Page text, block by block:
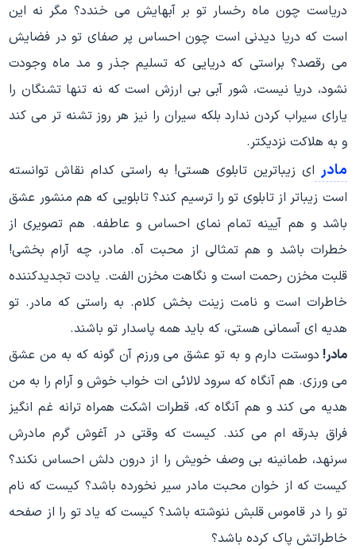
دریاست چون ماه رخسار تو بر آبهایش می خندد؟ مگر نه این
است که دریا دیدنی است چون احساس پر صفای تو در فضایش
می رقصد؟ براستی که دریایی که تسلیم جذر و مد ماه وجودت
نشود، دریا نیست، شور آبی بی ارزش است که نه تنها تشنگان را
یارای سیراب کردن ندارد بلکه سیران را نیز هر روز تشنه تر می کند
و به هلاکت نزدیکتر.
مادر ای زیباترین تابلوی هستی! به راستی کدام نقاش توانسته
است زیباتر از تابلوی تو را ترسیم کند؟ تابلویی که هم منشور عشق
باشد و هم آیینه تمام نمای احساس و عاطفه. هم تصویری از
خطرات باشد و هم تمثالی از محبت آه. مادر، چه آرام بخشی!
قلبت مخزن رحمت است و نگاهت مخزن الفت. یادت تجدیدکننده
خاطرات است و نامت زینت بخش کلام. به راستی که مادر. تو
هدیه ای آسمانی هستی، که باید همه پاسدار تو باشند.
مادر! دوستت دارم و به تو عشق می ورزم آن گونه که به من عشق
می ورزی. هم آنگاه که سرود لالائی ات خواب خوش و آرام را به من
هدیه می کند و هم آنگاه که، قطرات اشکت همراه ترانه غم انگیز
فراق بدرقه ام می کند. کیست که وقتی در آغوش گرم مادرش
سرنهد، طمانینه بی وصف خویش را از درون دلش احساس نکند؟
کیست که از خوان محبت مادر سیر نخورده باشد؟ کیست که نام
تو را در قاموس قلبش ننوشته باشد؟ کیست که یاد تو را از صفحه
خاطراتش پاک کرده باشد؟